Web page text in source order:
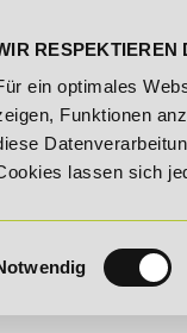
RESPEKTIEREN
ein optimales
Funktionen
lassen sich
Einwilligungsauswahl
-